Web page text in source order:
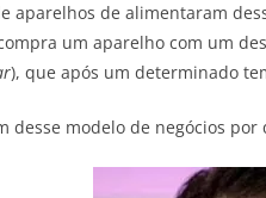
aparelhos de alimentaram
um aparelho com um
), que após um determinado
modelo de negócios por